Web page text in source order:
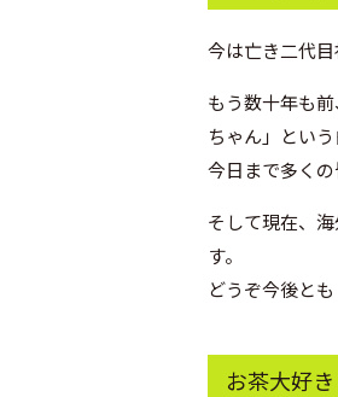
今は亡き二代
もう数十年も
ちゃん」とい
今日まで多くの
そして現在、
す。
どうぞ今後と
お茶大好